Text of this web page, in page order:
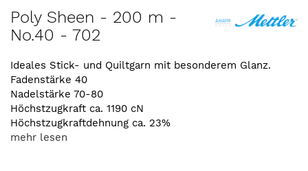
Zum
Anfang
der
springen
Poly Sheen - 200 m -
No.40 - 702
Ideales Stick- und Quiltgarn mit besonderem Glanz.
Fadenstärke 40
Nadelstärke 70-80
Höchstzugkraft ca. 1190 cN
Höchstzugkraftdehnung ca. 23%
mehr lesen